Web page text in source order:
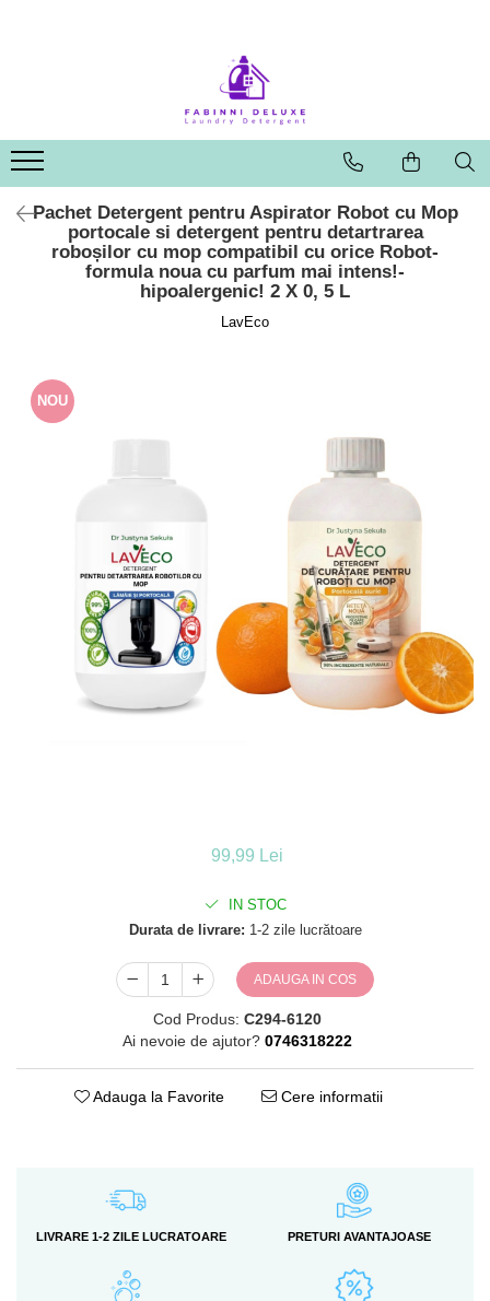
Pachet Detergent pentru Aspirator Robot cu Mop
portocale si detergent pentru detartrarea
roboșilor cu mop compatibil cu orice Robot-
formula noua cu parfum mai intens!-
hipoalergenic! 2 X 0, 5 L
LavEco
NOU
99,99 Lei
IN STOC
Durata de livrare: 1-2 zile lucrătoare
ADAUGA IN COS
Cod Produs: C294-6120
Ai nevoie de ajutor? 0746318222
Adauga la Favorite Cere informatii
LIVRARE 1-2 ZILE LUCRATOARE PRETURI AVANTAJOASE